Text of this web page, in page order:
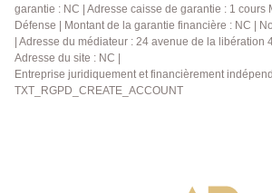
garantie : NC | Adresse caisse de garantie : 1 cours
Défense | Montant de la garantie financière : NC |
| Adresse du médiateur : 24 avenue de la libération
Adresse du site : NC |
Entreprise juridiquement et financièrement
TXT_RGPD_CREATE_ACCOUNT